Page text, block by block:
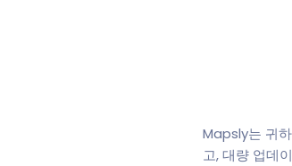
Mapsly는 귀
고, 대량 업데